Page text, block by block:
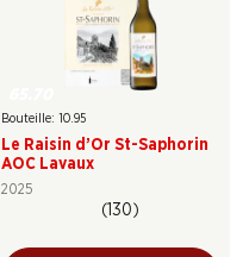
Bouteille: 10.95
Le Raisin d’Or St-Saphorin
AOC Lavaux
2025
(130)